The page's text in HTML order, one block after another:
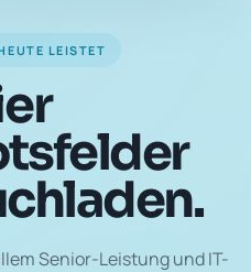
LEISTET
Senior-Leistung und IT-